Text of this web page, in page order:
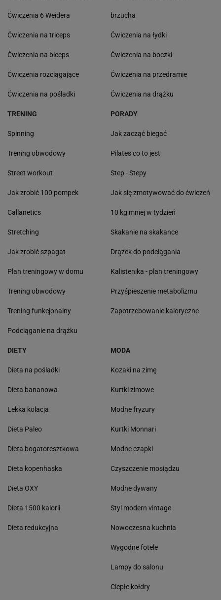
Ćwiczenia 6 Weidera
Ćwiczenia na triceps
Ćwiczenia na biceps
Ćwiczenia rozciągające
Ćwiczenia na pośladki
brzucha
Ćwiczenia na łydki
Ćwiczenia na boczki
Ćwiczenia na przedramie
Ćwiczenia na drążku
TRENING
Spinning
Trening obwodowy
Street workout
Jak zrobić 100 pompek
Callanetics
Stretching
Jak zrobić szpagat
Plan treningowy w domu
Trening obwodowy
Trening funkcjonalny
Podciąganie na drążku
PORADY
Jak zacząć biegać
Pilates co to jest
Step - Stepy
Jak się zmotywować do ćwiczeń
10 kg mniej w tydzień
Skakanie na skakance
Drążek do podciągania
Kalistenika - plan treningowy
Przyśpieszenie metabolizmu
Zapotrzebowanie kaloryczne
DIETY
Dieta na pośladki
Dieta bananowa
Lekka kolacja
Dieta Paleo
Dieta bogatoresztkowa
Dieta kopenhaska
Dieta OXY
Dieta 1500 kalorii
Dieta redukcyjna
MODA
Kozaki na zimę
Kurtki zimowe
Modne fryzury
Kurtki Monnari
Modne czapki
Czyszczenie mosiądzu
Modne dywany
Styl modern vintage
Nowoczesna kuchnia
Wygodne fotele
Lampy do salonu
Ciepłe kołdry